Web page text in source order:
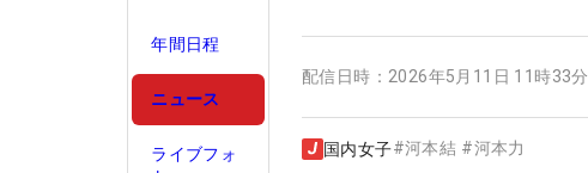
年間日程
ニュース
ライブフォ
配信日時： 2026年5月11日 11時33分
国内女子#河本結 #河本力